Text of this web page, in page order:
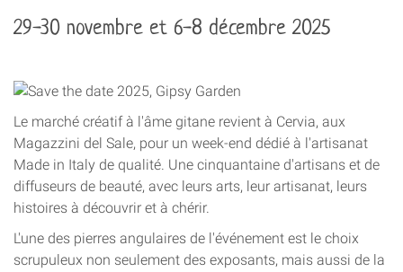
29-30 novembre et 6-8 décembre 2025
Le marché créatif à l'âme gitane revient à Cervia, aux
Magazzini del Sale, pour un week-end dédié à l'artisanat
Made in Italy de qualité. Une cinquantaine d'artisans et de
diffuseurs de beauté, avec leurs arts, leur artisanat, leurs
histoires à découvrir et à chérir.
L'une des pierres angulaires de l'événement est le choix
scrupuleux non seulement des exposants, mais aussi de la